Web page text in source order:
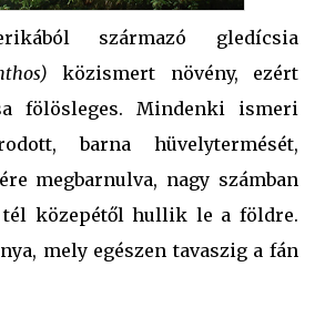
származó gledícsia
közismert növény, ezért
fölösleges. Mindenki ismeri
barna hüvelytermését,
megbarnulva, nagy számban
közepétől hullik le a földre.
mely egészen tavaszig a fán